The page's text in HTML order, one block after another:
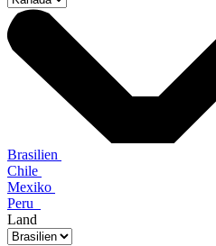
Brasilien
Chile
Mexiko
Peru
Land